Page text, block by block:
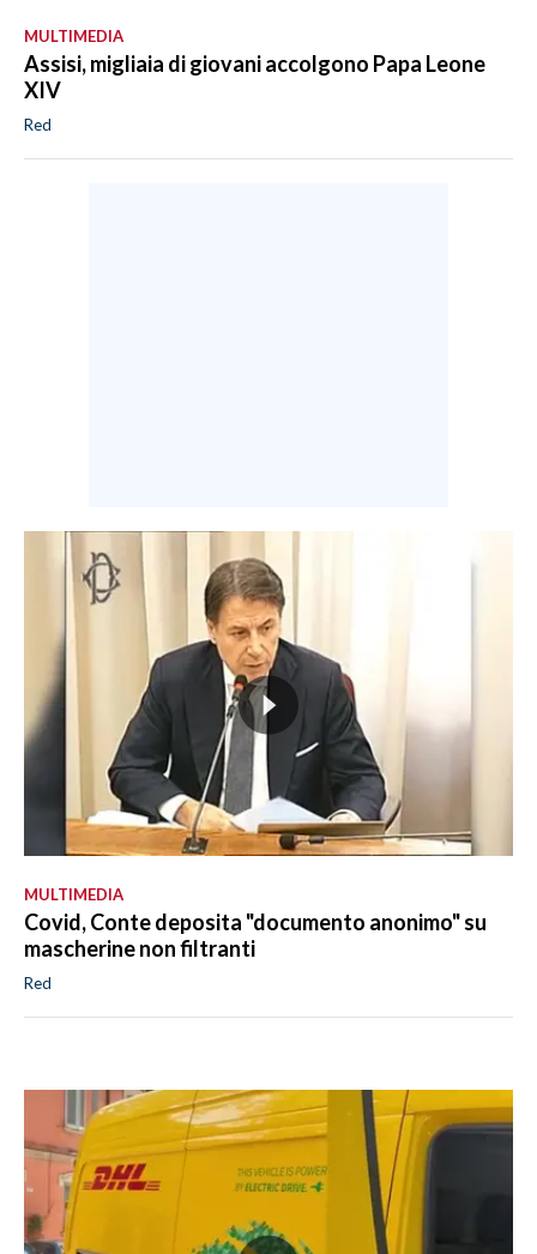
MULTIMEDIA
Assisi, migliaia di giovani accolgono Papa Leone
XIV
Red
MULTIMEDIA
Covid, Conte deposita "documento anonimo" su
mascherine non filtranti
Red